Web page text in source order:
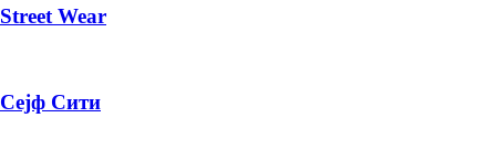
Street Wear
Сејф Сити